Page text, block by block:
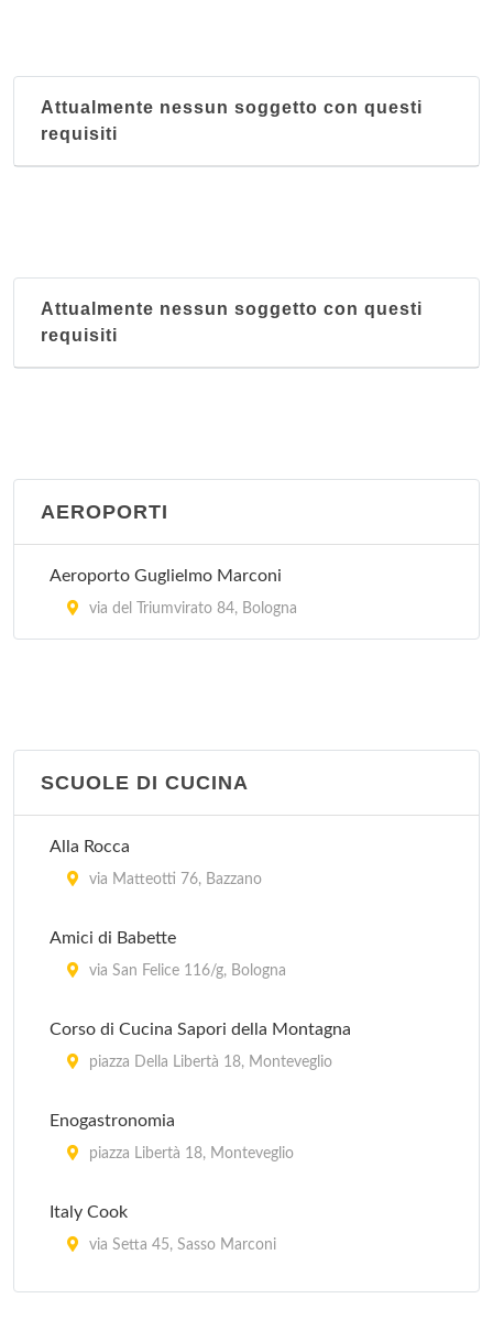
Attualmente nessun soggetto con questi
requisiti
Attualmente nessun soggetto con questi
requisiti
AEROPORTI
Aeroporto Guglielmo Marconi
via del Triumvirato 84, Bologna
SCUOLE DI CUCINA
Alla Rocca
via Matteotti 76, Bazzano
Amici di Babette
via San Felice 116/g, Bologna
Corso di Cucina Sapori della Montagna
piazza Della Libertà 18, Monteveglio
Enogastronomia
piazza Libertà 18, Monteveglio
Italy Cook
via Setta 45, Sasso Marconi